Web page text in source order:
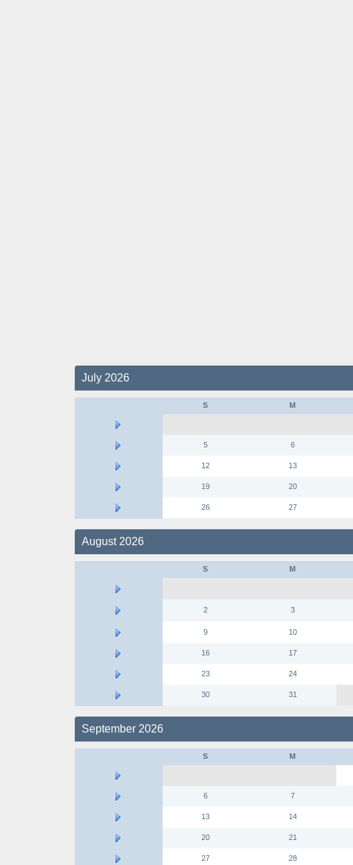
July 2026
S M
5 6
12 13
19 20
26 27
August 2026
S M
2 3
9 10
16 17
23 24
30 31
September 2026
S M
6 7
13 14
20 21
27 28